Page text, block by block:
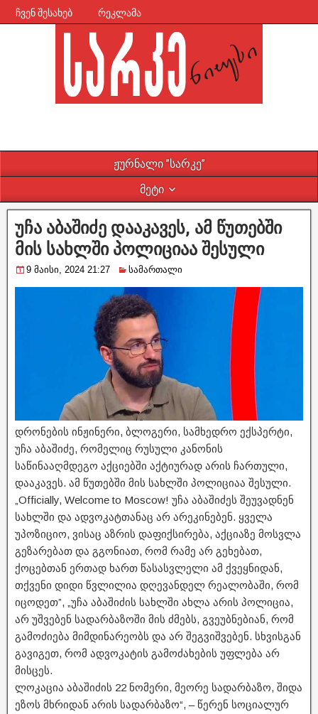
ჩვენ შესახებ რეკლამა
ჟურნალი ”სარკე”
მეტი
უჩა აბაშიძე დააკავეს, ამ წუთებში
მის სახლში პოლიციაა შესული
9 მაისი, 2024 21:27 სამართალი
დრონების ინჟინერი, ბლოგერი, სამხედრო ექსპერტი,
უჩა აბაშიძე, რომელიც რუსული კანონის
საწინააღმდეგო აქციებში აქტიურად არის ჩართული,
დააკავეს. ამ წუთებში მის სახლში პოლიციაა შესული.
„Officially, Welcome to Moscow! უჩა აბაშიძეს შეუვადნენ
სახლში და ადვოკატთანაც არ არეკინებენ. ყველა
უპოზიციო, ვისაც აზრის დაფიქსირება, აქციაზე მოსვლა
გეზარებათ და გგონიათ, რომ რამე არ გეხებათ,
ქოცებთან ერთად ხართ წასასვლელი ამ ქვეყნიდან,
თქვენი დიდი წვლილია დღევანდელ რეალობაში, რომ
იცოდეთ”, „უჩა აბაშიძის სახლში ახლა არის პოლიცია,
არ უშვებენ სადარბაზოში მის ძმებს, გვეუბნებიან, რომ
გამოძიება მიმდინარეობს და არ შეგვიშვებენ. სხვისგან
გავიგეთ, რომ ადვოკატის გამოძახების უფლება არ
მისცეს.
ლოკაცია აბაშიძის 22 ნომერი, მეორე სადარბაზო, შიდა
ეზოს მხრიდან არის სადარბაზო“, – წერენ სოციალურ